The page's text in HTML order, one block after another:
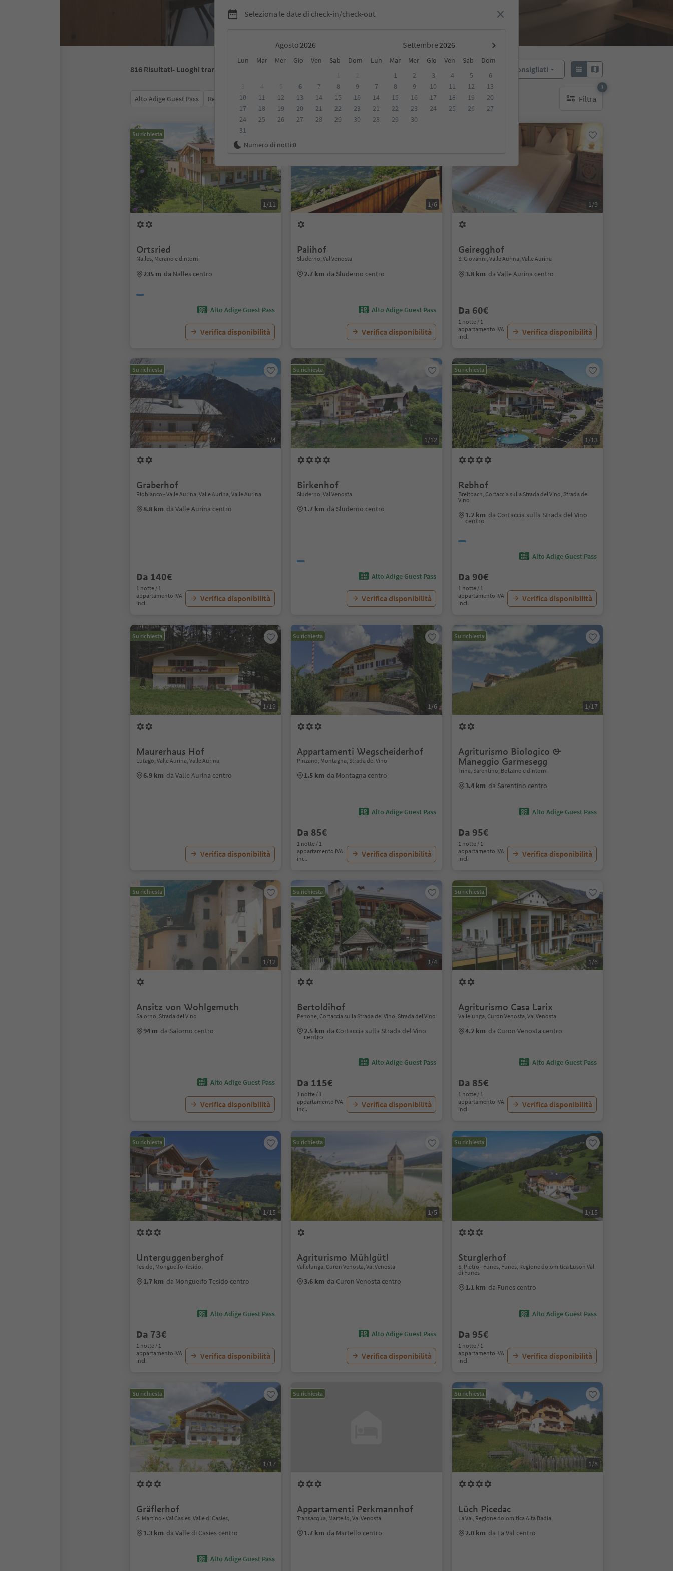
Seleziona le date di check-in/check-out
Agosto Settembre
Lun Mar Mer Gio Ven Sab Dom Lun Mar Mer Gio Ven Sab
Dom
6 7 8
9
10
11 12 13 14 15
16
17
18 19 20 21 22
23
24
25 26 27 28 29
30
31
1 2 3 4 5
6
7
8 9 10 11 12
13
14
15 16 17 18 19
20
21
22 23 24 25 26
27
28
29 30
Numero di notti:0
816 Risultati- Luoghi tranquilli Consigliati
Alto Adige Guest Pass Recensioni Categoria Trattamento Alloggi sostenibili Filtra
1
1 filtro attivo
Su richiesta
1/11
Ortsried
Nalles, Merano e dintorni
235 m da Nalles centro
Alto Adige Guest Pass
Verifica disponibilità
1/6
Palihof
Sluderno, Val Venosta
2.7 km da Sluderno centro
Alto Adige Guest Pass
Verifica disponibilità
1/9
Geiregghof
S. Giovanni, Valle Aurina, Valle Aurina
3.8 km da Valle Aurina centro
Da 60€
1 notte / 1
appartamento IVA
incl.
Verifica disponibilità
Su richiesta
1/4
Graberhof
Riobianco - Valle Aurina, Valle Aurina, Valle Aurina
8.8 km da Valle Aurina centro
Da 140€
1 notte / 1
appartamento IVA
incl.
Verifica disponibilità
Su richiesta
1/12
Birkenhof
Sluderno, Val Venosta
1.7 km da Sluderno centro
Alto Adige Guest Pass
Verifica disponibilità
Su richiesta
1/13
Rebhof
Breitbach, Cortaccia sulla Strada del Vino, Strada del
Vino
1.2 km da Cortaccia sulla Strada del Vino
centro
Alto Adige Guest Pass
Da 90€
1 notte / 1
appartamento IVA
incl.
Verifica disponibilità
Su richiesta
1/19
Maurerhaus Hof
Lutago, Valle Aurina, Valle Aurina
6.9 km da Valle Aurina centro
Verifica disponibilità
Su richiesta
1/6
Appartamenti Wegscheiderhof
Pinzano, Montagna, Strada del Vino
1.5 km da Montagna centro
Alto Adige Guest Pass
Da 85€
1 notte / 1
appartamento IVA
incl.
Verifica disponibilità
Su richiesta
1/17
Agriturismo Biologico &
Maneggio Garmesegg
Trina, Sarentino, Bolzano e dintorni
3.4 km da Sarentino centro
Alto Adige Guest Pass
Da 95€
1 notte / 1
appartamento IVA
incl.
Verifica disponibilità
Su richiesta
1/12
Ansitz von Wohlgemuth
Salorno, Strada del Vino
94 m da Salorno centro
Alto Adige Guest Pass
Verifica disponibilità
Su richiesta
1/4
Bertoldihof
Penone, Cortaccia sulla Strada del Vino, Strada del Vino
2.5 km da Cortaccia sulla Strada del Vino
centro
Alto Adige Guest Pass
Da 115€
1 notte / 1
appartamento IVA
incl.
Verifica disponibilità
Su richiesta
1/6
Agriturismo Casa Larix
Vallelunga, Curon Venosta, Val Venosta
4.2 km da Curon Venosta centro
Alto Adige Guest Pass
Da 85€
1 notte / 1
appartamento IVA
incl.
Verifica disponibilità
Su richiesta
1/15
Unterguggenberghof
Tesido, Monguelfo-Tesido,
1.7 km da Monguelfo-Tesido centro
Alto Adige Guest Pass
Da 73€
1 notte / 1
appartamento IVA
incl.
Verifica disponibilità
Su richiesta
1/5
Agriturismo Mühlgütl
Vallelunga, Curon Venosta, Val Venosta
3.6 km da Curon Venosta centro
Alto Adige Guest Pass
Verifica disponibilità
Su richiesta
1/15
Sturglerhof
S. Pietro - Funes, Funes, Regione dolomitica Luson Val
di Funes
1.1 km da Funes centro
Alto Adige Guest Pass
Da 95€
1 notte / 1
appartamento IVA
incl.
Verifica disponibilità
Su richiesta
1/17
Gräflerhof
S. Martino - Val Casies, Valle di Casies,
1.3 km da Valle di Casies centro
Alto Adige Guest Pass
Su richiesta
Appartamenti Perkmannhof
Transacqua, Martello, Val Venosta
1.7 km da Martello centro
Su richiesta
1/8
Lüch Picedac
La Val, Regione dolomitica Alta Badia
2.0 km da La Val centro